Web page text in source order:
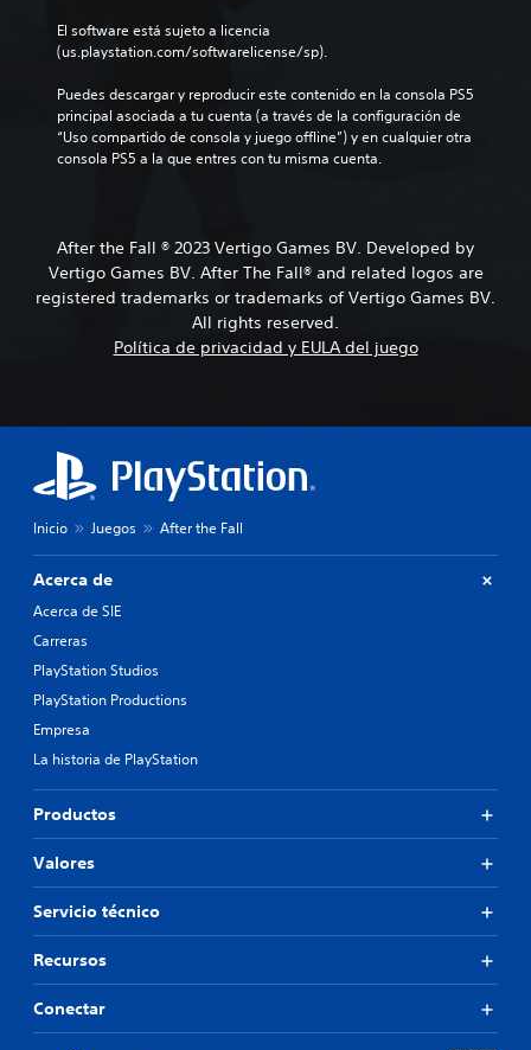
El software está sujeto a licencia
(us.playstation.com/softwarelicense/sp).
Puedes descargar y reproducir este contenido en la consola PS5
principal asociada a tu cuenta (a través de la configuración de
“Uso compartido de consola y juego offline”) y en cualquier otra
consola PS5 a la que entres con tu misma cuenta.
After the Fall ® 2023 Vertigo Games BV. Developed by
Vertigo Games BV. After The Fall® and related logos are
registered trademarks or trademarks of Vertigo Games BV.
All rights reserved.
Política de privacidad y EULA del juego
Inicio Juegos After the Fall
Acerca de
Acerca de SIE
Carreras
PlayStation Studios
PlayStation Productions
Empresa
La historia de PlayStation
Productos
Valores
Servicio técnico
Recursos
Conectar